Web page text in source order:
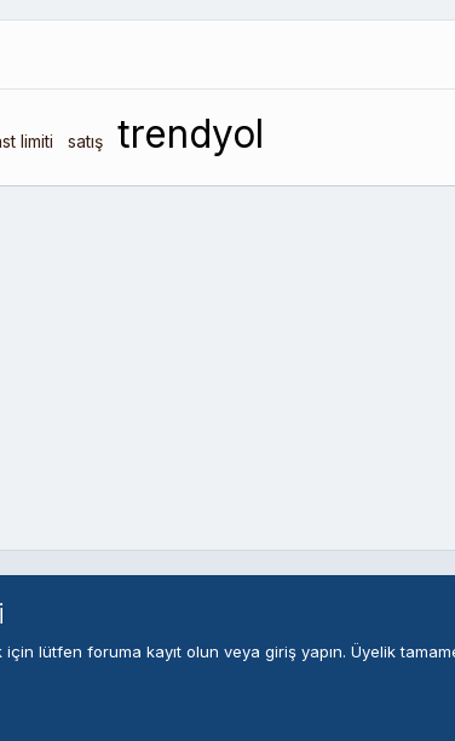
limiti satış trendyol
lütfen foruma kayıt olun veya giriş yapın. Üyelik